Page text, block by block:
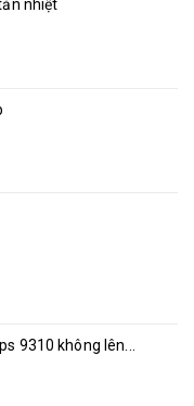
nhiệt
9310 không lên...